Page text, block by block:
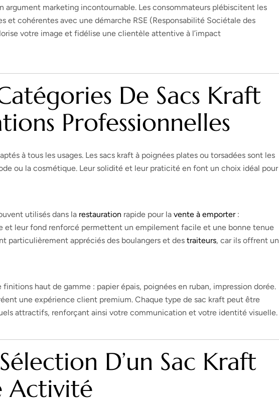
argument marketing incontournable. Les consommateurs plébiscitent les
et cohérentes avec une démarche RSE (Responsabilité Sociétale des
votre image et fidélise une clientèle attentive à l’impact
De Sacs Kraft
Professionnelles
à tous les usages. Les sacs kraft à poignées plates ou torsadées sont les
ou la cosmétique. Leur solidité et leur praticité en font un choix idéal pour
utilisés dans la restauration rapide pour la vente à emporter:
et leur fond renforcé permettent un empilement facile et une bonne tenue
particulièrement appréciés des boulangers et des traiteurs, car ils offrent un
haut de gamme : papier épais, poignées en ruban, impression dorée.
une expérience client premium. Chaque type de sac kraft peut être
attractifs, renforçant ainsi votre communication et votre identité visuelle.
D’un Sac Kraft
Activité